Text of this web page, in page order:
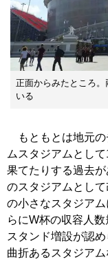
正面からみたところ
いる
もともとは地元の
ムスタジアムとし
果てたりする過去が
のスタジアムとし
の小さなスタジア
らにW杯の収容人
スタンド増設が認
曲折あるスタジアム